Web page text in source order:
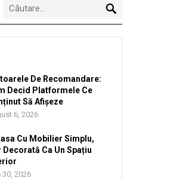
De Recomandare:
Decid Platformele Ce
Să Afișeze
6, 2026
Cu Mobilier Simplu,
Decorată Ca Un Spațiu
30, 2026